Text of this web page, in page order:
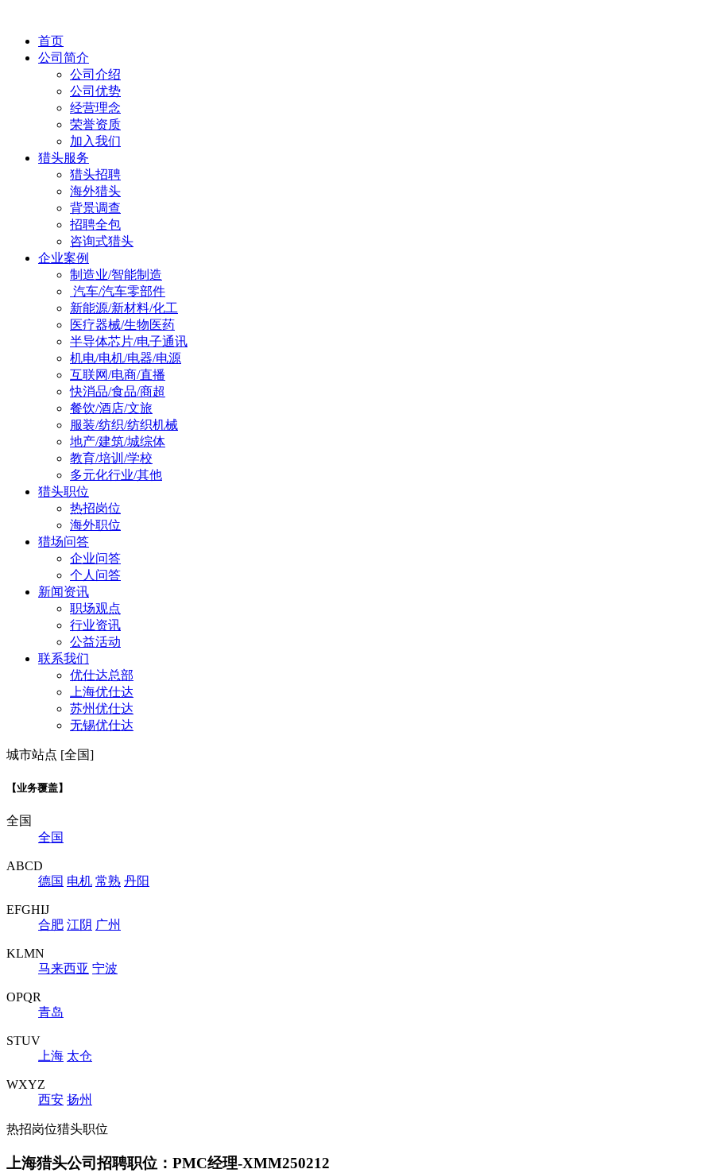
首页
公司简介
公司介绍
公司优势
经营理念
荣誉资质
加入我们
猎头服务
猎头招聘
海外猎头
背景调查
招聘全包
咨询式猎头
企业案例
制造业/智能制造
汽车/汽车零部件
新能源/新材料/化工
医疗器械/生物医药
半导体芯片/电子通讯
机电/电机/电器/电源
互联网/电商/直播
快消品/食品/商超
餐饮/酒店/文旅
服装/纺织/纺织机械
地产/建筑/城综体
教育/培训/学校
多元化行业/其他
猎头职位
热招岗位
海外职位
猎场问答
企业问答
个人问答
新闻资讯
职场观点
行业资讯
公益活动
联系我们
优仕达总部
上海优仕达
苏州优仕达
无锡优仕达
城市站点 [全国]
【业务覆盖】
全国
全国
ABCD
德国 电机 常熟 丹阳
EFGHIJ
合肥 江阴 广州
KLMN
马来西亚 宁波
OPQR
青岛
STUV
上海 太仓
WXYZ
西安 扬州
热招岗位猎头职位
上海猎头公司招聘职位：PMC经理-XMM250212